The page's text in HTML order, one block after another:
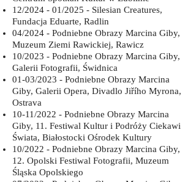
12/2024 - 01/2025 - Silesian Creatures,
Fundacja Eduarte, Radlin
04/2024 - Podniebne Obrazy Marcina Giby,
Muzeum Ziemi Rawickiej, Rawicz
10/2023 - Podniebne Obrazy Marcina Giby,
Galerii Fotografii, Świdnica
01-03/2023 - Podniebne Obrazy Marcina
Giby, Galerii Opera, Divadlo Jiřího Myrona,
Ostrava
10-11/2022 - Podniebne Obrazy Marcina
Giby, 11. Festiwal Kultur i Podróży Ciekawi
Świata, Białostocki Ośrodek Kultury
10/2022 - Podniebne Obrazy Marcina Giby,
12. Opolski Festiwal Fotografii, Muzeum
Śląska Opolskiego